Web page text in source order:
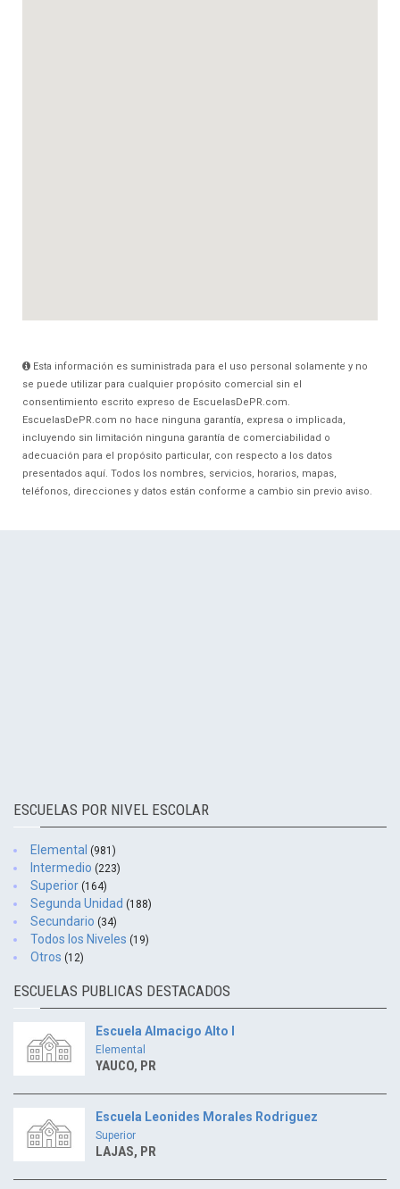
Esta información es suministrada para el uso personal solamente y no
se puede utilizar para cualquier propósito comercial sin el
consentimiento escrito expreso de EscuelasDePR.com.
EscuelasDePR.com no hace ninguna garantía, expresa o implicada,
incluyendo sin limitación ninguna garantía de comerciabilidad o
adecuación para el propósito particular, con respecto a los datos
presentados aquí. Todos los nombres, servicios, horarios, mapas,
teléfonos, direcciones y datos están conforme a cambio sin previo aviso.
ESCUELAS POR NIVEL ESCOLAR
Elemental (981)
Intermedio (223)
Superior (164)
Segunda Unidad (188)
Secundario (34)
Todos los Niveles (19)
Otros (12)
ESCUELAS PUBLICAS DESTACADOS
Escuela Almacigo Alto I
Elemental
YAUCO, PR
Escuela Leonides Morales Rodriguez
Superior
LAJAS, PR